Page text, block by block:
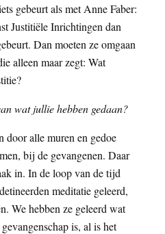
gebeurt als met Anne Faber:
Justitiële Inrichtingen dan
Dan moeten ze omgaan
alleen maar zegt: Wat
wat jullie hebben gedaan?
door alle muren en gedoe
bij de gevangenen. Daar
in. In de loop van de tijd
meditatie geleerd,
We hebben ze geleerd wat
is, al is het